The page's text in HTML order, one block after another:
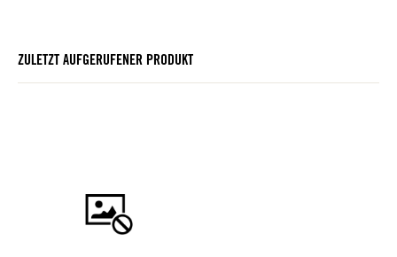
ZULETZT AUFGERUFENER PRODUKT